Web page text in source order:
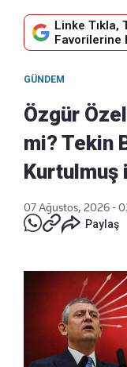
Linke Tıkla,
Favorilerine
GÜNDEM
Özgür
mi? Tekin
Kurtulmuş
07 Ağustos, 2026 -
Paylaş